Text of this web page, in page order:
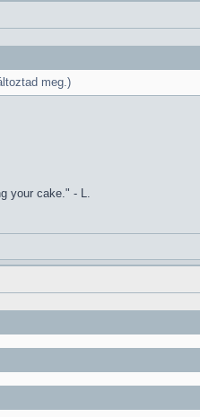
meg.)
your cake." - L.